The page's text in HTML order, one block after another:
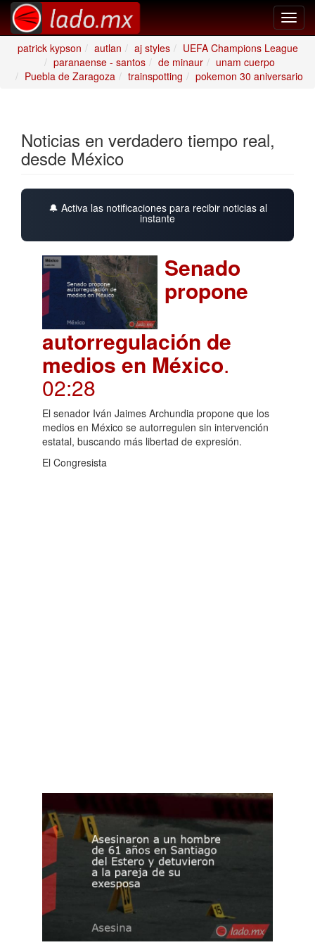
patrick kypson
autlan aj styles
UEFA Champions League
paranaense - santos
de minaur
unam cuerpo
Puebla de Zaragoza
trainspotting pokemon 30 aniversario
Noticias en verdadero tiempo real,
desde México
🔔 Activa las notificaciones para recibir noticias al
instante
Senado
propone
autorregulación de
medios en México.
02:28
El senador Iván Jaimes Archundia propone que los
medios en México se autorregulen sin intervención
estatal, buscando más libertad de expresión.
El Congresista